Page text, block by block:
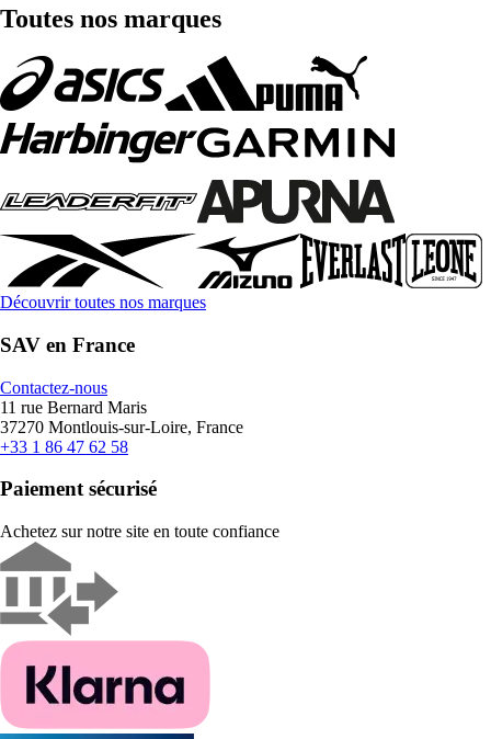
Toutes nos marques
Découvrir toutes nos marques
SAV en France
Contactez-nous
11 rue Bernard Maris
37270 Montlouis-sur-Loire, France
+33 1 86 47 62 58
Paiement sécurisé
Achetez sur notre site en toute confiance